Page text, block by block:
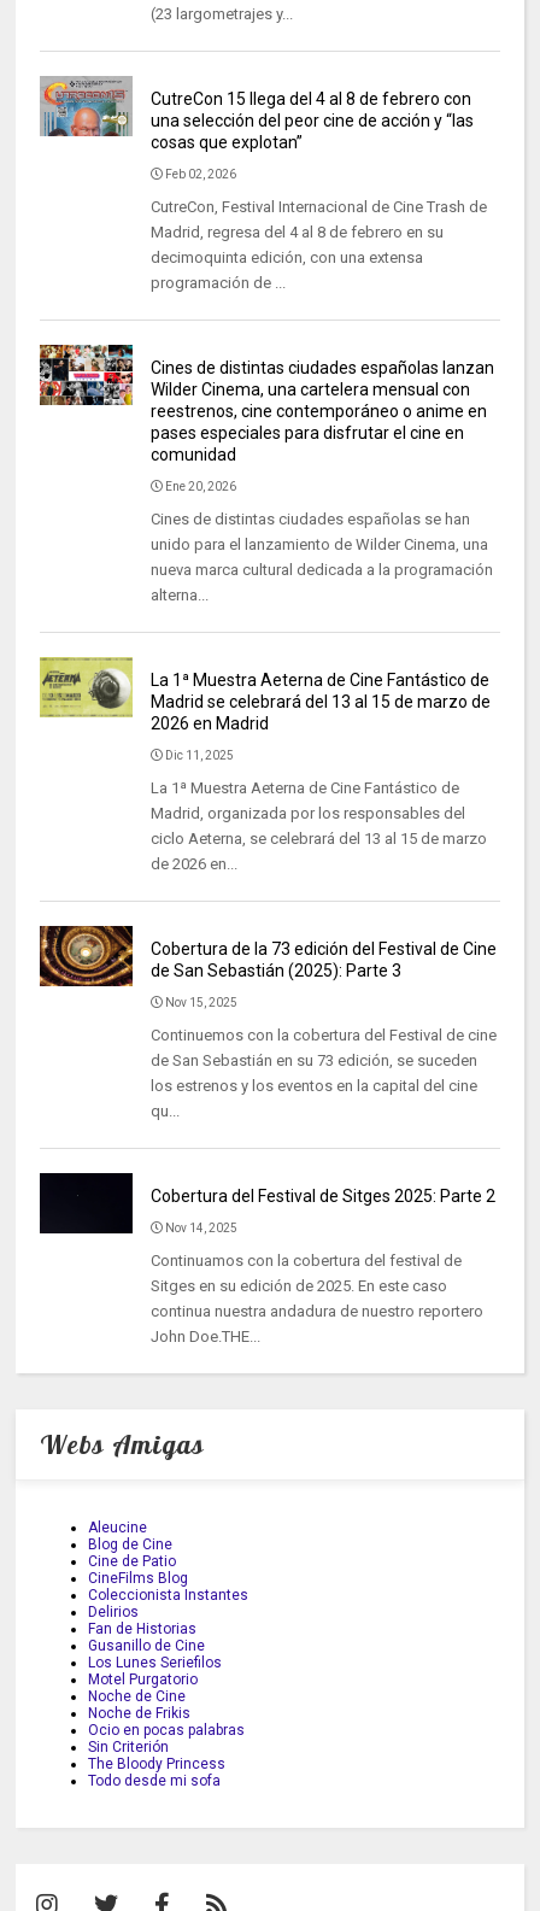
(23 largometrajes y...
CutreCon 15 llega del 4 al 8 de febrero con
una selección del peor cine de acción y “las
cosas que explotan”
Feb 02, 2026
CutreCon, Festival Internacional de Cine Trash de
Madrid, regresa del 4 al 8 de febrero en su
decimoquinta edición, con una extensa
programación de ...
Cines de distintas ciudades españolas lanzan
Wilder Cinema, una cartelera mensual con
reestrenos, cine contemporáneo o anime en
pases especiales para disfrutar el cine en
comunidad
Ene 20, 2026
Cines de distintas ciudades españolas se han
unido para el lanzamiento de Wilder Cinema, una
nueva marca cultural dedicada a la programación
alterna...
La 1ª Muestra Aeterna de Cine Fantástico de
Madrid se celebrará del 13 al 15 de marzo de
2026 en Madrid
Dic 11, 2025
La 1ª Muestra Aeterna de Cine Fantástico de
Madrid, organizada por los responsables del
ciclo Aeterna, se celebrará del 13 al 15 de marzo
de 2026 en...
Cobertura de la 73 edición del Festival de Cine
de San Sebastián (2025): Parte 3
Nov 15, 2025
Continuemos con la cobertura del Festival de cine
de San Sebastián en su 73 edición, se suceden
los estrenos y los eventos en la capital del cine
qu...
Cobertura del Festival de Sitges 2025: Parte 2
Nov 14, 2025
Continuamos con la cobertura del festival de
Sitges en su edición de 2025. En este caso
continua nuestra andadura de nuestro reportero
John Doe.THE...
Webs Amigas
Aleucine
Blog de Cine
Cine de Patio
CineFilms Blog
Coleccionista Instantes
Delirios
Fan de Historias
Gusanillo de Cine
Los Lunes Seriefilos
Motel Purgatorio
Noche de Cine
Noche de Frikis
Ocio en pocas palabras
Sin Criterión
The Bloody Princess
Todo desde mi sofa